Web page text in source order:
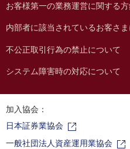
お客様第一の業務運営に関する
内部者に該当されているお客さ
不公正取引行為の禁止について
システム障害時の対応について
加入協会：
日本証券業協会
一般社団法人資産運用業協会